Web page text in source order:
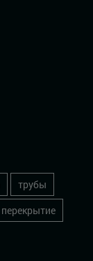
трубы
перекрытие